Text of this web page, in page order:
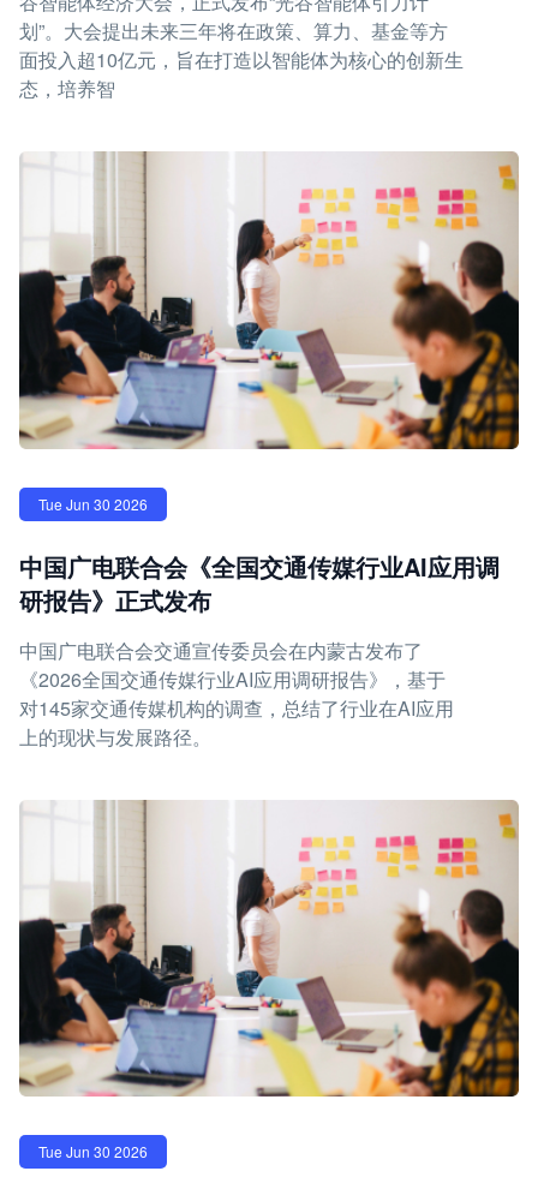
划”。大会提出未来三年将在政策、算力、基金等方
面投入超10亿元，旨在打造以智能体为核心的创新生
态，培养智
Tue Jun 30 2026
中国广电联合会《全国交通传媒行业AI应用调
研报告》正式发布
中国广电联合会交通宣传委员会在内蒙古发布了
《2026全国交通传媒行业AI应用调研报告》，基于
对145家交通传媒机构的调查，总结了行业在AI应用
上的现状与发展路径。
Tue Jun 30 2026